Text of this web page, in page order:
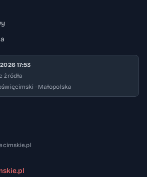
17:53
źródła
· Małopolska